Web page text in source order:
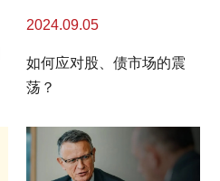
2024.09.05
如何应对股、债市场的震
荡？